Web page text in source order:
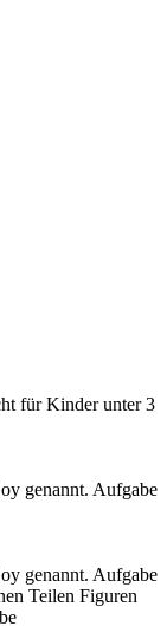
für Kinder unter 3
genannt. Aufgabe
genannt. Aufgabe
Teilen Figuren